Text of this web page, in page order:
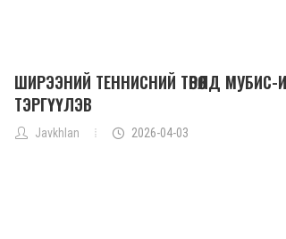
ШИРЭЭНИЙ ТЕННИСНИЙ ТӨРӨЛД МУБИС-
ТЭРГҮҮЛЭВ
Javkhlan 2026-04-03